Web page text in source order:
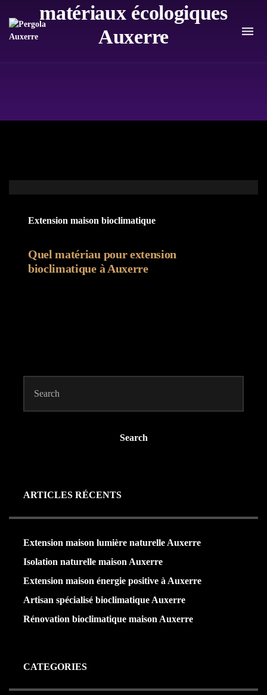
matériaux écologiques
Auxerre
Extension maison bioclimatique
Quel matériau pour extension
bioclimatique à Auxerre
Search
ARTICLES RÉCENTS
Extension maison lumière naturelle Auxerre
Isolation naturelle maison Auxerre
Extension maison énergie positive à Auxerre
Artisan spécialisé bioclimatique Auxerre
Rénovation bioclimatique maison Auxerre
CATEGORIES